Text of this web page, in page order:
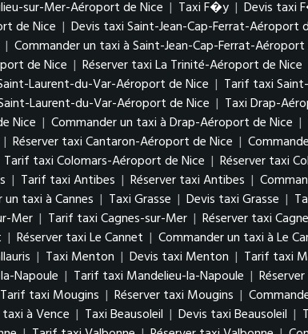
sur-Mer-Aéroport de Nice | Taxi F�y | Devis taxi
de Nice | Devis taxi Saint-Jean-Cap-Ferrat-Aéroport
| Commander un taxi à Saint-Jean-Cap-Ferrat-Aéroport
de Nice | Réserver taxi La Trinité-Aéroport de Nice
Laurent-du-Var-Aéroport de Nice | Tarif taxi
Laurent-du-Var-Aéroport de Nice | Taxi Drap-
Nice | Commander un taxi à Drap-Aéroport de Nice |
| Réserver taxi Cantaron-Aéroport de Nice |
Tarif taxi Colomars-Aéroport de Nice | Réserver taxi
| Tarif taxi Antibes | Réserver taxi Antibes |
taxi à Cannes | Taxi Grasse | Devis taxi Grasse |
Mer | Tarif taxi Cagnes-sur-Mer | Réserver taxi
| Réserver taxi Le Cannet | Commander un taxi à Le
| Taxi Menton | Devis taxi Menton | Tarif taxi
Napoule | Tarif taxi Mandelieu-la-Napoule |
Tarif taxi Mougins | Réserver taxi Mougins |
à Vence | Taxi Beausoleil | Devis taxi Beausoleil |